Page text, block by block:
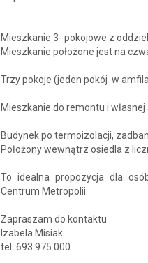
Mieszkanie 3- pokojowe z
Mieszkanie położone jest na
Trzy pokoje (jeden pokój w
Mieszkanie do remontu i własnej
Budynek po termoizolacji,
Położony wewnątrz osiedla z
To idealna propozycja dla
Centrum Metropolii.
Zapraszam do kontaktu
Izabela Misiak
tel. 693 975 000